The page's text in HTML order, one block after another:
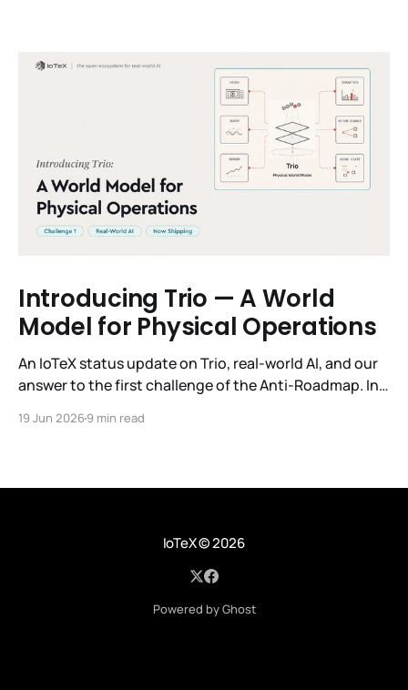
Introducing Trio — A World
Model for Physical Operations
An IoTeX status update on Trio, real-world AI, and our
answer to the first challenge of the Anti-Roadmap. In
three challenges instead of a timeline. Challenge 1 was
19 Jun 20269 min read
IoTeX© 2026
Powered by Ghost